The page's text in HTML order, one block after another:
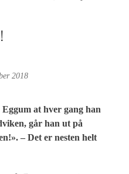
2018
at hver gang han
går han ut på
– Det er nesten helt